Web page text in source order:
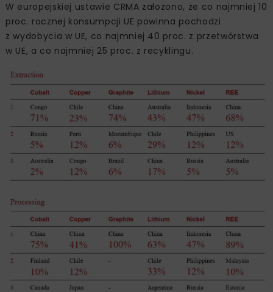
W europejskiej ustawie CRMA założono, że co najmniej 10
proc. rocznej konsumpcji UE powinna pochodzi
z wydobycia w UE, co najmniej 40 proc. z przetwórstwa
w UE, a co najmniej 25 proc. z recyklingu.